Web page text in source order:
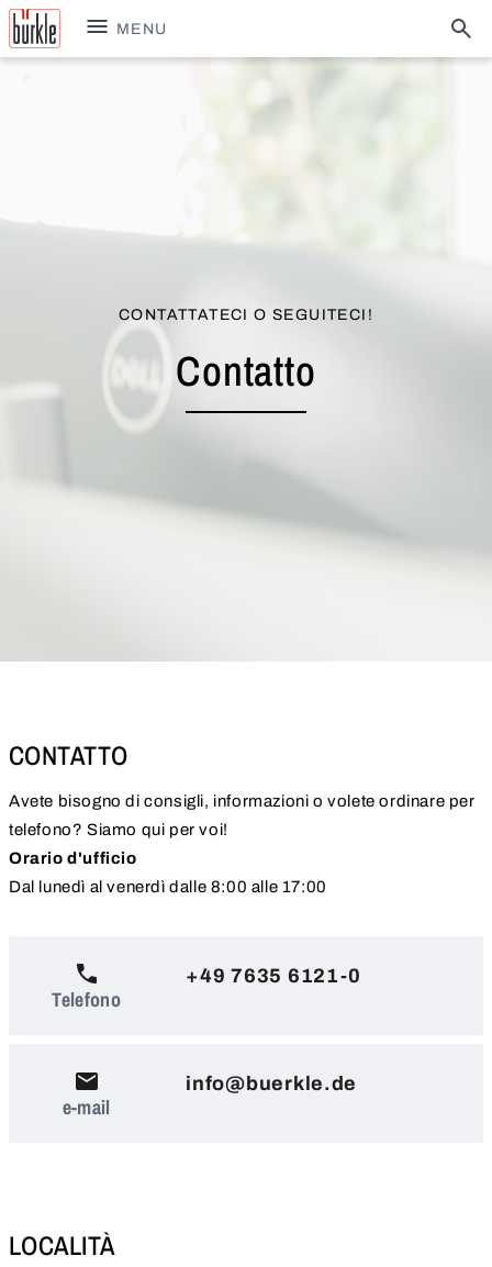
MENU
CONTATTATECI O SEGUITECI!
Contatto
CONTATTO
Avete bisogno di consigli, informazioni o volete ordinare per
telefono? Siamo qui per voi!
Orario d'ufficio
Dal lunedì al venerdì dalle 8:00 alle 17:00
Telefono
+49 7635 6121-0
e-mail
info@buerkle.de
LOCALITÀ